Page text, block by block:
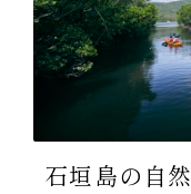
石垣島の自